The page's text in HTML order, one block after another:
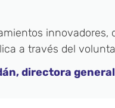
a través del
directora